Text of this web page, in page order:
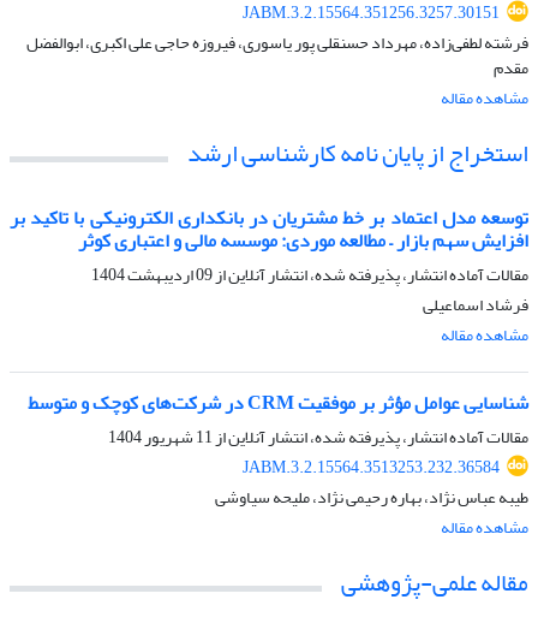
JABM.3.2.15564.351256.3257.30151
فرشته لطفی‌زاده، مهرداد حسنقلی پور یاسوری، فیروزه حاجی علی اکبری، ابوالفضل
مقدم
مشاهده مقاله
استخراج از پایان نامه کارشناسی ارشد
توسعه مدل اعتماد بر خط مشتریان در بانکداری الکترونیکی با تاکید بر
افزایش سهم بازار – مطالعه موردی: موسسه مالی و اعتباری کوثر
مقالات آماده انتشار، پذیرفته شده، انتشار آنلاین از09 اردیبهشت 1404
فرشاد اسماعیلی
مشاهده مقاله
شناسایی عوامل مؤثر بر موفقیت CRM در شرکت‌های کوچک و متوسط
مقالات آماده انتشار، پذیرفته شده، انتشار آنلاین از11 شهریور 1404
JABM.3.2.15564.3513253.232.36584
طیبه عباس نژاد، بهاره رحیمی نژاد، ملیحه سیاوشی
مشاهده مقاله
مقاله علمی-پژوهشی